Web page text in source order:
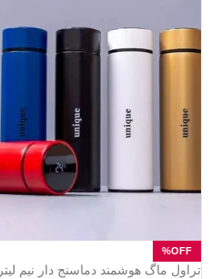
تراول ماگ هوشمند دماسنج دار نیم لیتر